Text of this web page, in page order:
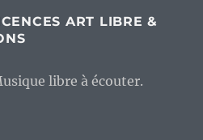
ART LIBRE &
libre à écouter.